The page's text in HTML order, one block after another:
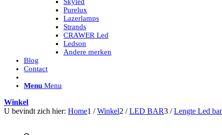
Led strip kleur wit
Led strips Vantage
Led strip met ingebouwde accu
Subcategorieën Led strips
LED INTERIEUR VERLICHTING
Led verlichting interieur PIR / Touch
LED Armatuur met Strip 220V
PORTABLE ACCU LED LAMP
Led zaklamp
Accu werklamp
Purelux
Lazerlamps
Strands
CRAWER Led
Ledson
Andere merken
Blog
Contact
Menu Menu
Winkel
U bevindt zich hier: Home1 / Winkel2 / LED BAR3 / Lengte Led